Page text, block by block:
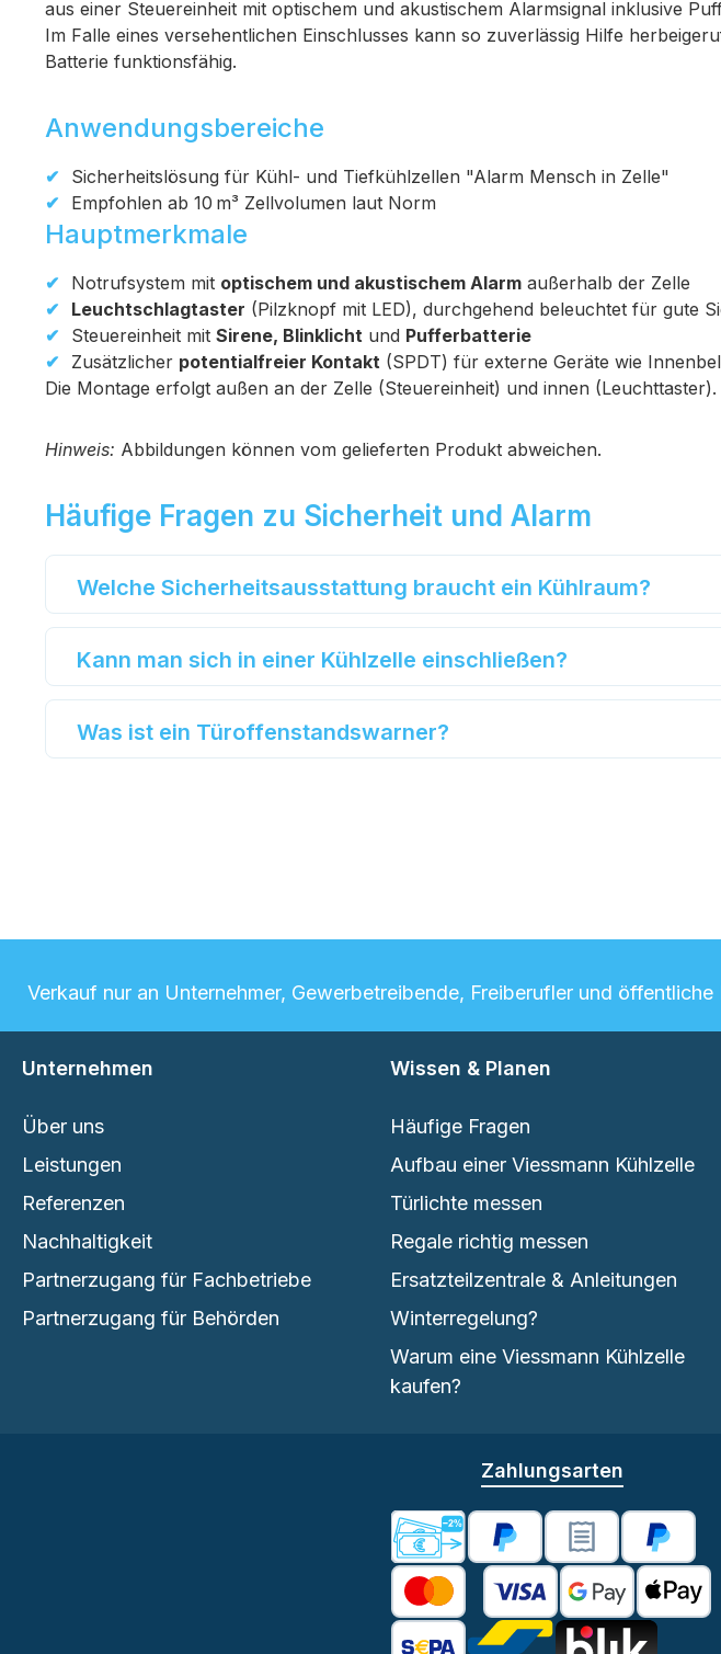
aus einer Steuereinheit mit optischem und akustischem Alarmsignal inklusive
Im Falle eines versehentlichen Einschlusses kann so zuverlässig Hilfe
Batterie funktionsfähig.
Anwendungsbereiche
Sicherheitslösung für Kühl- und Tiefkühlzellen "Alarm Mensch in Zelle"
Empfohlen ab 10 m³ Zellvolumen laut Norm
Hauptmerkmale
Notrufsystem mit optischem und akustischem Alarm außerhalb der Zelle
Leuchtschlagtaster (Pilzknopf mit LED), durchgehend beleuchtet für gute
Steuereinheit mit Sirene, Blinklicht und Pufferbatterie
Zusätzlicher potentialfreier Kontakt (SPDT) für externe Geräte wie
Die Montage erfolgt außen an der Zelle (Steuereinheit) und innen
Hinweis: Abbildungen können vom gelieferten Produkt abweichen.
Häufige Fragen zu Sicherheit und Alarm
Welche Sicherheitsausstattung braucht ein Kühlraum?
Kann man sich in einer Kühlzelle einschließen?
Was ist ein Türoffenstandswarner?
Verkauf nur an Unternehmer, Gewerbetreibende, Freiberufler und
Unternehmen
Über uns
Leistungen
Referenzen
Nachhaltigkeit
Partnerzugang für Fachbetriebe
Partnerzugang für Behörden
Wissen & Planen
Häufige Fragen
Aufbau einer Viessmann Kühlzelle
Türlichte messen
Regale richtig messen
Ersatzteilzentrale & Anleitungen
Winterregelung?
Warum eine Viessmann Kühlzelle
kaufen?
Zahlungsarten
Vorkasse -2% Skonto
PayPal PayPal
Kredit- oder Debitkarte
Google Pay